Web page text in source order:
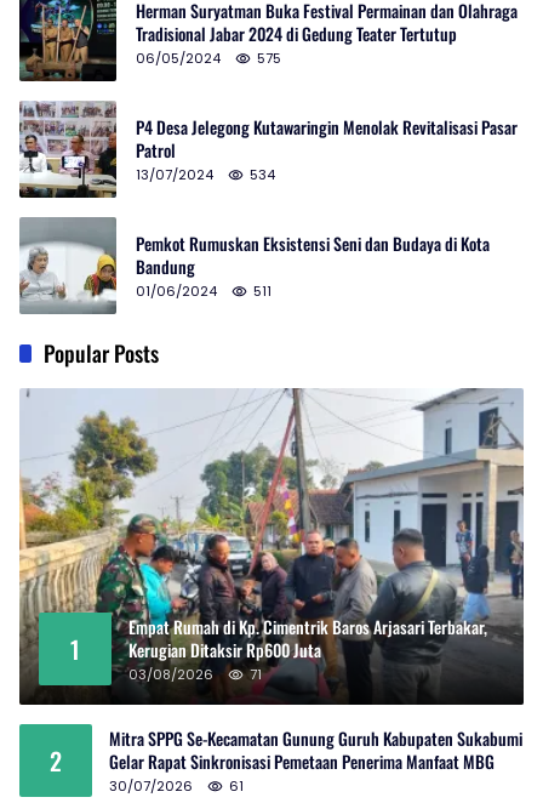
Herman Suryatman Buka Festival Permainan dan Olahraga
Tradisional Jabar 2024 di Gedung Teater Tertutup
06/05/2024 575
P4 Desa Jelegong Kutawaringin Menolak Revitalisasi Pasar
Patrol
13/07/2024 534
Pemkot Rumuskan Eksistensi Seni dan Budaya di Kota
Bandung
01/06/2024 511
Popular Posts
1
Empat Rumah di Kp. Cimentrik Baros Arjasari Terbakar,
Kerugian Ditaksir Rp600 Juta
03/08/2026 71
2
Mitra SPPG Se-Kecamatan Gunung Guruh Kabupaten Sukabumi
Gelar Rapat Sinkronisasi Pemetaan Penerima Manfaat MBG
30/07/2026 61